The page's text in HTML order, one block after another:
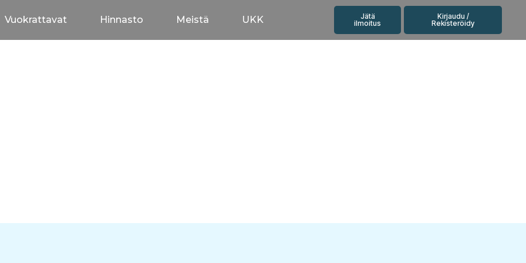
Vuokrattavat Hinnasto Meistä UKK
Jätä
ilmoitus
Kirjaudu /
Rekisteröidy